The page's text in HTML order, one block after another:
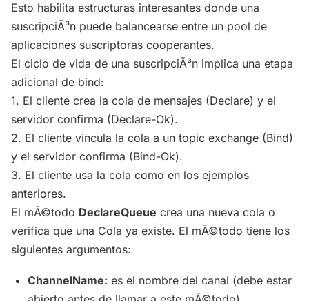
Esto habilita estructuras interesantes donde una
suscripciÃ³n puede balancearse entre un pool de
aplicaciones suscriptoras cooperantes.
El ciclo de vida de una suscripciÃ³n implica una etapa
adicional de bind:
1. El cliente crea la cola de mensajes (Declare) y el
servidor confirma (Declare-Ok).
2. El cliente vincula la cola a un topic exchange (Bind)
y el servidor confirma (Bind-Ok).
3. El cliente usa la cola como en los ejemplos
anteriores.
El mÃ©todo DeclareQueue crea una nueva cola o
verifica que una Cola ya existe. El mÃ©todo tiene los
siguientes argumentos:
ChannelName: es el nombre del canal (debe estar